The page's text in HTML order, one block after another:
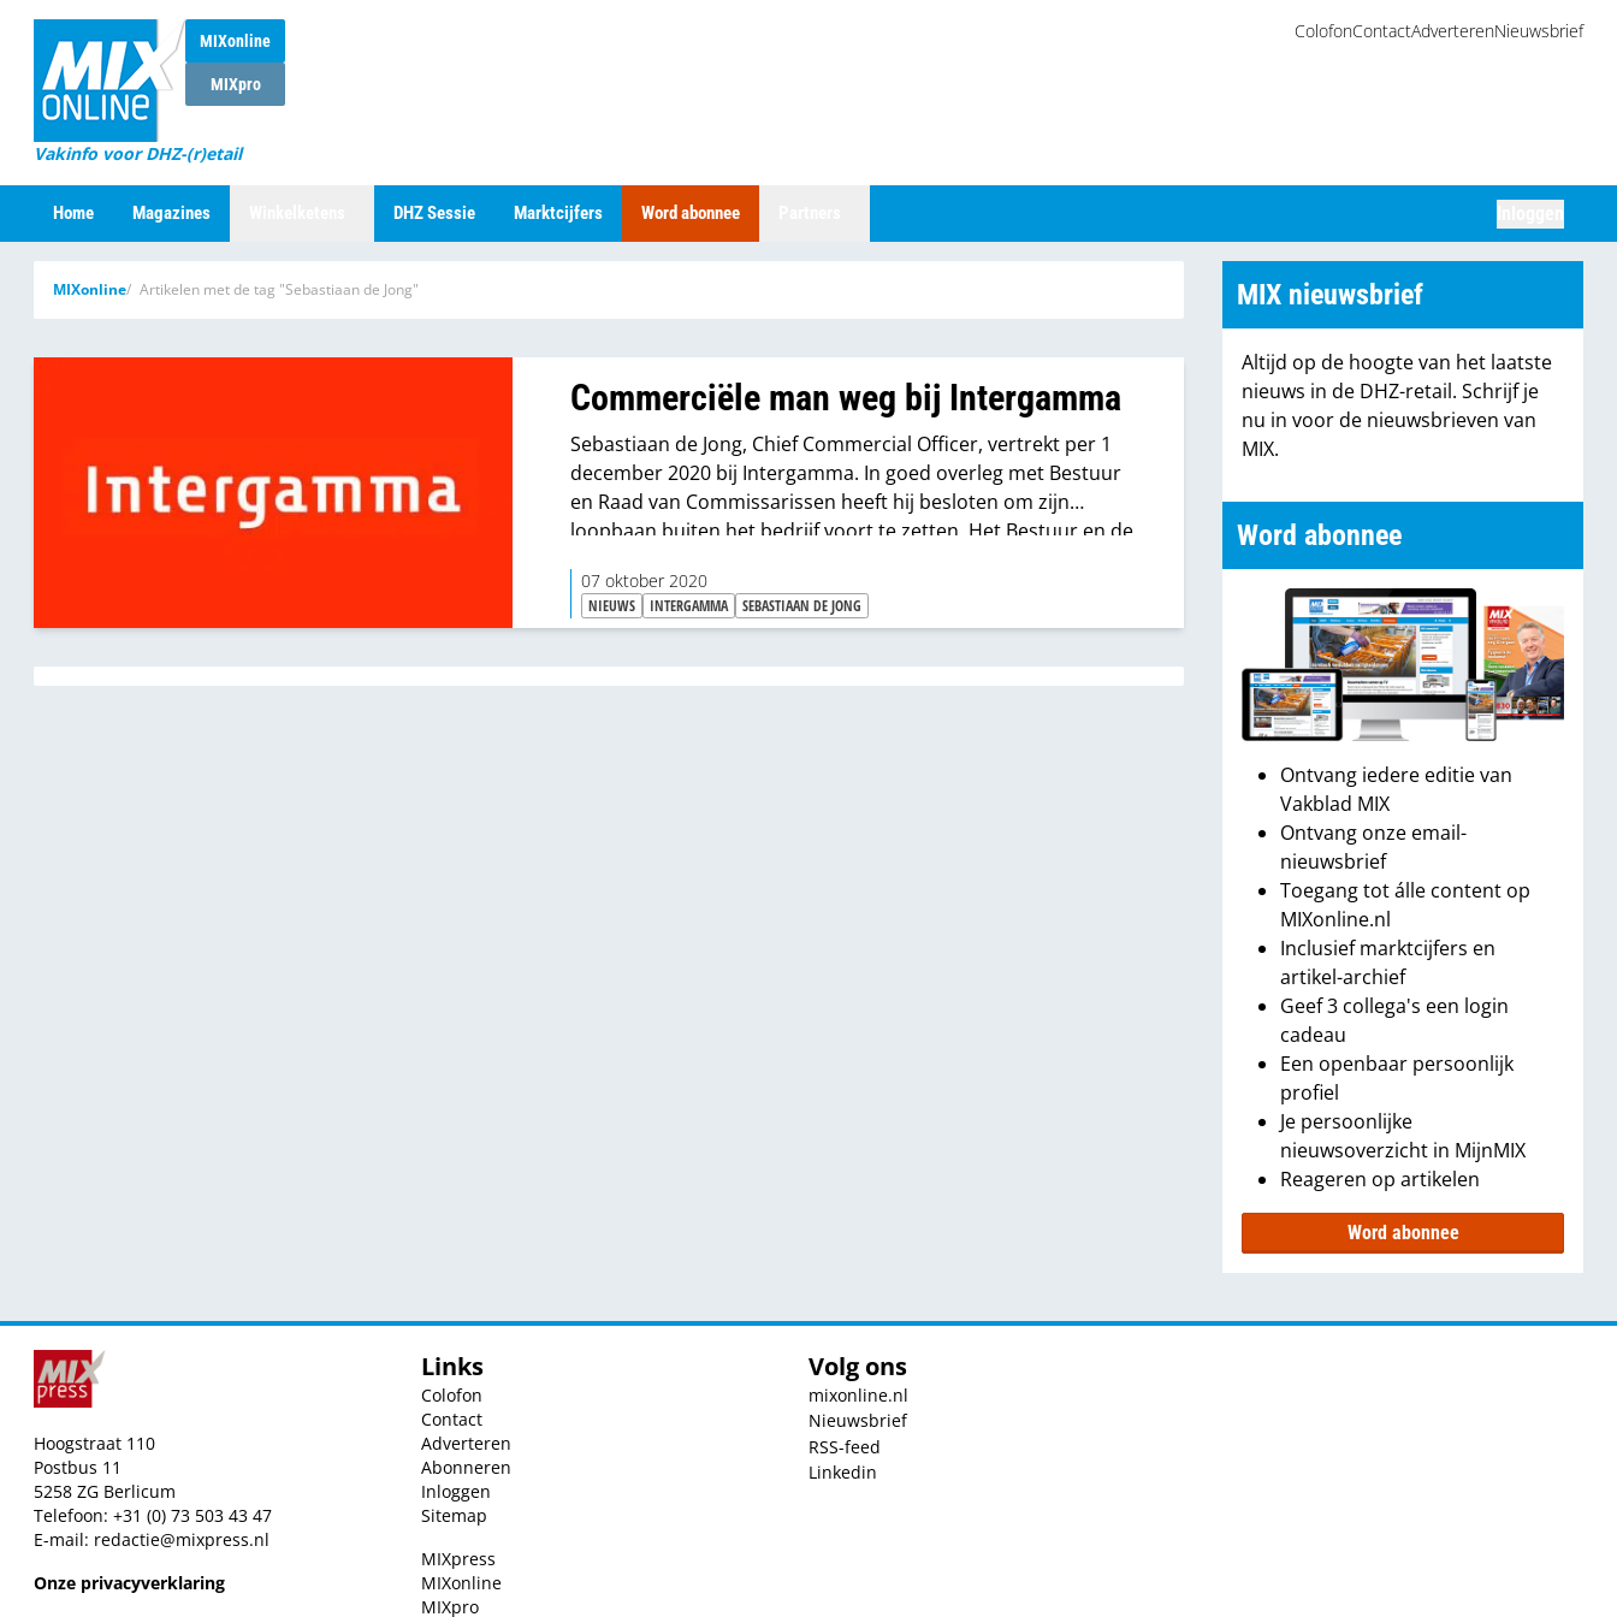
MIXonline
MIXpro
Vakinfo voor DHZ-(r)etail
ColofonContactAdverterenNieuwsbrief
Home Magazines DHZ Sessie Marktcijfers Word abonnee
MIXonline Artikelen met de tag "Sebastiaan de Jong"
Commerciële man weg bij Intergamma
Sebastiaan de Jong, Chief Commercial Officer, vertrekt per 1
december 2020 bij Intergamma. In goed overleg met Bestuur
en Raad van Commissarissen heeft hij besloten om zijn
loopbaan buiten het bedrijf voort te zetten. Het Bestuur en de
07 oktober 2020
NIEUWS INTERGAMMA SEBASTIAAN DE JONG
MIX nieuwsbrief
Altijd op de hoogte van het laatste
nieuws in de DHZ-retail. Schrijf je
nu in voor de nieuwsbrieven van
MIX.
Word abonnee
Ontvang iedere editie van
Vakblad MIX
Ontvang onze email-
nieuwsbrief
Toegang tot álle content op
MIXonline.nl
Inclusief marktcijfers en
artikel-archief
Geef 3 collega's een login
cadeau
Een openbaar persoonlijk
profiel
Je persoonlijke
nieuwsoverzicht in MijnMIX
Reageren op artikelen
Word abonnee
Hoogstraat 110
Postbus 11
5258 ZG Berlicum
Telefoon: +31 (0) 73 503 43 47
E-mail: redactie@mixpress.nl
Onze privacyverklaring
Links
Colofon
Contact
Adverteren
Abonneren
Inloggen
Sitemap
MIXpress
MIXonline
MIXpro
Volg ons
mixonline.nl
Nieuwsbrief
RSS-feed
Linkedin